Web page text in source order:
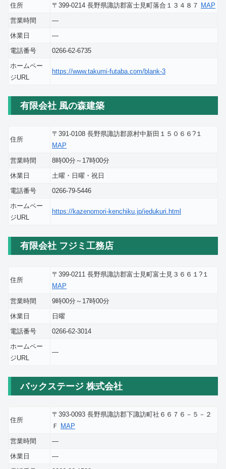
住所 〒399-0214 長野県諏訪郡富士見町落合１３４８７ MAP
営業時間
―
休業日
―
電話番号
0266-62-6735
ホームペー
ジURL
https://www.takumi-futaba.com/blank-3
有限会社 風の森建築
住所
〒391-0108 長野県諏訪郡原村中新田１５０６６?１
MAP
営業時間
8時00分～17時00分
休業日
土曜・日曜・祝日
電話番号
0266-79-5446
ホームペー
ジURL
https://kazenomori-kenchiku.jp/iedukuri.html
有限会社 フジミ工務店
住所
〒399-0211 長野県諏訪郡富士見町富士見３６６１?１
MAP
営業時間
9時00分～17時00分
休業日
日曜
電話番号
0266-62-3014
ホームペー
ジURL
―
バックステージ 株式会社
住所
〒393-0093 長野県諏訪郡下諏訪町社６６７６－５－２
Ｆ MAP
営業時間
―
休業日
―